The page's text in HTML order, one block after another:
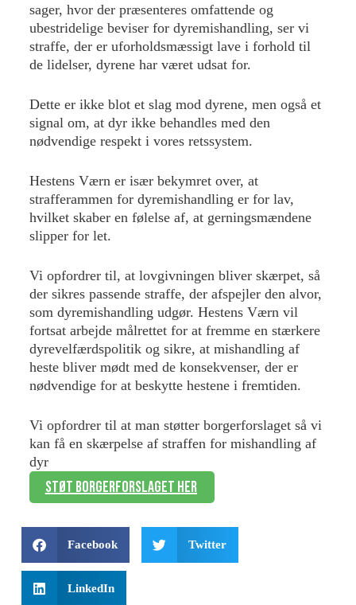
sager, hvor der præsenteres omfattende og
ubestridelige beviser for dyremishandling, ser vi
straffe, der er uforholdsmæssigt lave i forhold til
de lidelser, dyrene har været udsat for.
Dette er ikke blot et slag mod dyrene, men også et
signal om, at dyr ikke behandles med den
nødvendige respekt i vores retssystem.
Hestens Værn er især bekymret over, at
strafferammen for dyremishandling er for lav,
hvilket skaber en følelse af, at gerningsmændene
slipper for let.
Vi opfordrer til, at lovgivningen bliver skærpet, så
der sikres passende straffe, der afspejler den alvor,
som dyremishandling udgør. Hestens Værn vil
fortsat arbejde målrettet for at fremme en stærkere
dyrevelfærdspolitik og sikre, at mishandling af
heste bliver mødt med de konsekvenser, der er
nødvendige for at beskytte hestene i fremtiden.
Vi opfordrer til at man støtter borgerforslaget så vi
kan få en skærpelse af straffen for mishandling af
dyr
Støt Borgerforslaget her
Facebook Twitter
LinkedIn